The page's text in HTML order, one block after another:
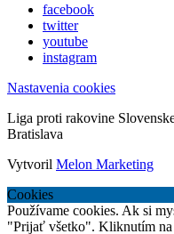
facebook
twitter
youtube
instagram
Nastavenia cookies
Liga proti rakovine
Bratislava
Vytvoril Melon Marketing
Cookies
Používame cookies. Ak si
"Prijať všetko". Kliknutím na